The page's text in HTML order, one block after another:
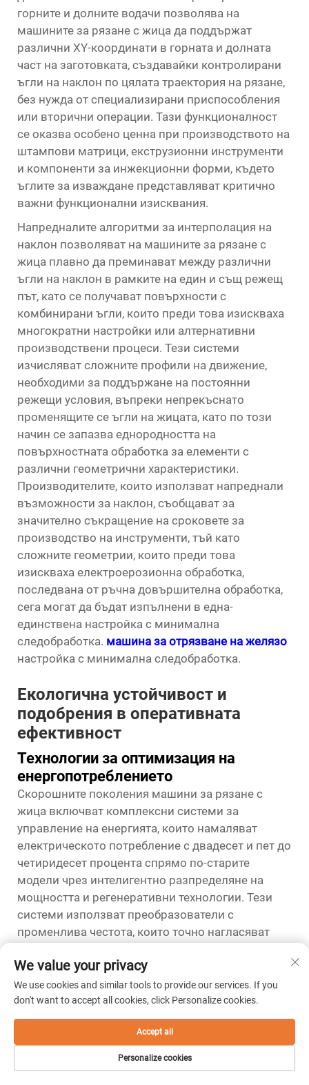
горните и долните водачи позволява на
машините за рязане с жица да поддържат
различни XY-координати в горната и долната
част на заготовката, създавайки контролирани
ъгли на наклон по цялата траектория на рязане,
без нужда от специализирани приспособления
или вторични операции. Тази функционалност
се оказва особено ценна при производството на
штампови матрици, екструзионни инструменти
и компоненти за инжекционни форми, където
ъглите за изваждане представляват критично
важни функционални изисквания.
Напредналите алгоритми за интерполация на
наклон позволяват на машините за рязане с
жица плавно да преминават между различни
ъгли на наклон в рамките на един и същ режещ
път, като се получават повърхности с
комбинирани ъгли, които преди това изискваха
многократни настройки или алтернативни
производствени процеси. Тези системи
изчисляват сложните профили на движение,
необходими за поддържане на постоянни
режещи условия, въпреки непрекъснато
променящите се ъгли на жицата, като по този
начин се запазва еднородността на
повърхностната обработка за елементи с
различни геометрични характеристики.
Производителите, които използват напреднали
възможности за наклон, съобщават за
значително съкращение на сроковете за
производство на инструменти, тъй като
сложните геометрии, които преди това
изискваха електроерозионна обработка,
последвана от ръчна довършителна обработка,
сега могат да бъдат изпълнени в една-
единствена настройка с минимална
следобработка. машина за отрязване на желязо
настройка с минимална следобработка.
Екологична устойчивост и
подобрения в оперативната
ефективност
Технологии за оптимизация на
енергопотреблението
Скорошните поколения машини за рязане с
жица включват комплексни системи за
управление на енергията, които намаляват
електрическото потребление с двадесет и пет до
четиридесет процента спрямо по-старите
модели чрез интелигентно разпределяне на
мощността и регенеративни технологии. Тези
системи използват преобразователи с
променлива честота, които точно нагласяват
моментните изисквания към натоварването,
като по този начин елиминират постоянната
работа на двигателя с пълна мощност,
характерна за конвенционалните конструкции.
По време на периоди на бездействие и при
движения без рязане машините за рязане с
жица автоматично превключват компонентите в
We value your privacy
We use cookies and similar tools to provide our services. If you
don't want to accept all cookies, click Personalize cookies.
Personalize cookies
Accept all